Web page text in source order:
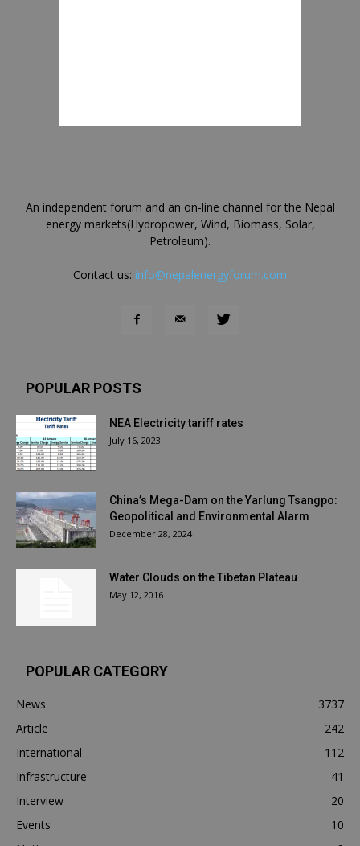
An independent forum and an on-line channel for the Nepal
energy markets(Hydropower, Wind, Biomass, Solar,
Petroleum).
Contact us: info@nepalenergyforum.com
POPULAR POSTS
NEA Electricity tariff rates
July 16, 2023
China’s Mega-Dam on the Yarlung Tsangpo:
Geopolitical and Environmental Alarm
December 28, 2024
Water Clouds on the Tibetan Plateau
May 12, 2016
POPULAR CATEGORY
News
3737
Article
242
International
112
Infrastructure
41
Interview
20
Events
10